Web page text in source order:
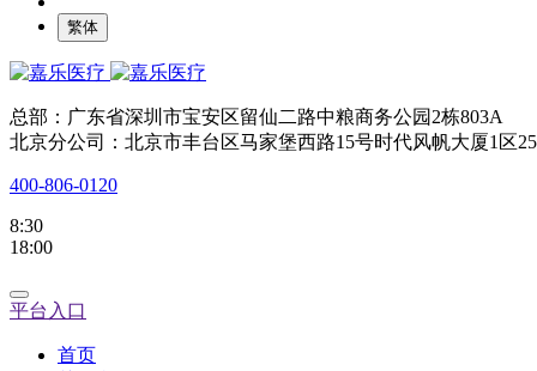
繁体
总部：广东省深圳市宝安区留仙二路中粮商务公园2栋803A
北京分公司：北京市丰台区马家堡西路15号时代风帆大厦1区
400-806-0120
8:30
18:00
平台入口
首页